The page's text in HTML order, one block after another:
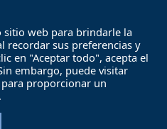
Accesibilidad
Política de privacidad
de uso
sitio web para brindarle la
recordar sus preferencias y
en "Aceptar todo", acepta el
embargo, puede visitar
proporcionar un